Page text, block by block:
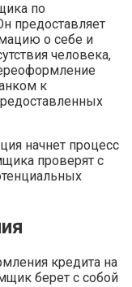
по
предоставляет
о себе и
человека,
к
начнет процесс
проверят с
кредита на
берет с собой